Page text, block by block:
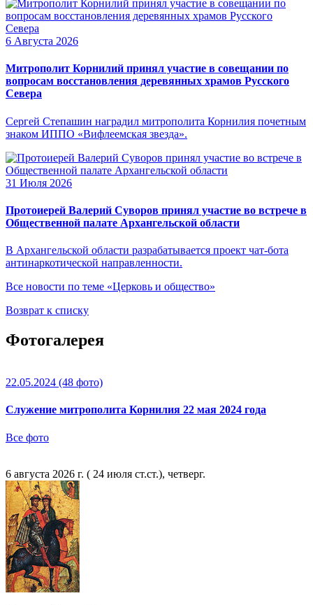
6 Августа 2026
Митрополит Корнилий принял участие в совещании по
вопросам восстановления деревянных храмов Русского
Севера
Сергей Степашин наградил митрополита Корнилия почетным
знаком ИППО «Вифлеемская звезда».
31 Июля 2026
Протоиерей Валерий Суворов принял участие во встрече в
Общественной палате Архангельской области
В Архангельской области разрабатывается проект чат-бота
антинаркотической направленности.
Все новости по теме «Церковь и общество»
Возврат к списку
Фотогалерея
22.05.2024 (48 фото)
Служение митрополита Корнилия 22 мая 2024 года
Все фото
6 августа 2026 г. ( 24 июля ст.ст.), четверг.